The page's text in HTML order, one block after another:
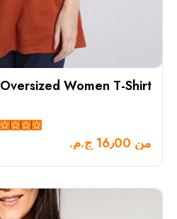
Oversized Women T-Shirt
من 16٫00 ج.م.‏